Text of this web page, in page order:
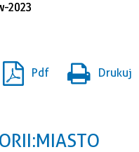
2023
Pdf Drukuj
MIASTO